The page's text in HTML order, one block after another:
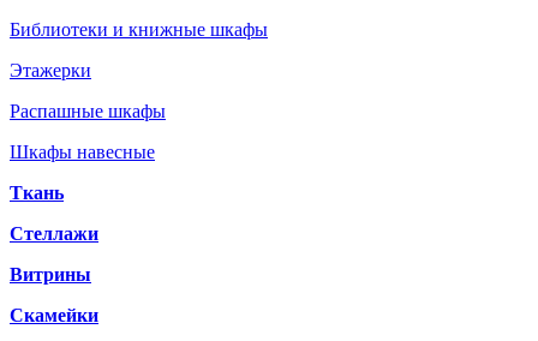
Библиотеки и книжные шкафы
Этажерки
Распашные шкафы
Шкафы навесные
Ткань
Стеллажи
Витрины
Скамейки